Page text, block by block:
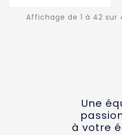
Affichage de 1 à 42
Une
à votre